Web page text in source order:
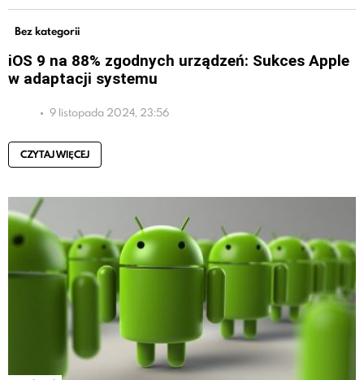
Bez kategorii
iOS 9 na 88% zgodnych urządzeń: Sukces Apple
w adaptacji systemu
9 listopada 2024, 23:56
CZYTAJ WIĘCEJ